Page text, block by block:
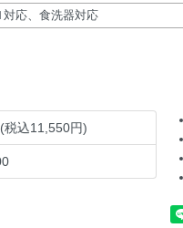
対応、食洗器対応
税込11,550円)